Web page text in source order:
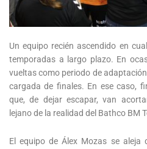
Un equipo recién ascendido en
temporadas a largo plazo. En
vueltas como periodo de
cargada de finales. En ese caso,
que, de dejar escapar, van
lejano de la realidad del Bathco BM
El equipo de Álex Mozas se aleja